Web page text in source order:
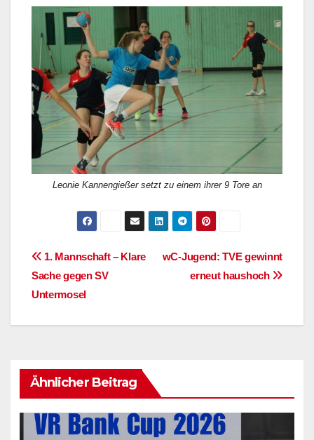
Leonie Kannengießer setzt zu einem ihrer 9 Tore an
Beitragsnavigation
wC-Jugend: TVE gewinnt
erneut haushoch
1. Mannschaft – Klare
Sache gegen SV
Untermosel
Ähnlicher Beitrag